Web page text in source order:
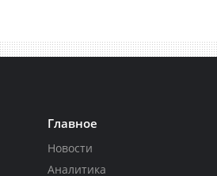
Главное
Новости
Аналитика